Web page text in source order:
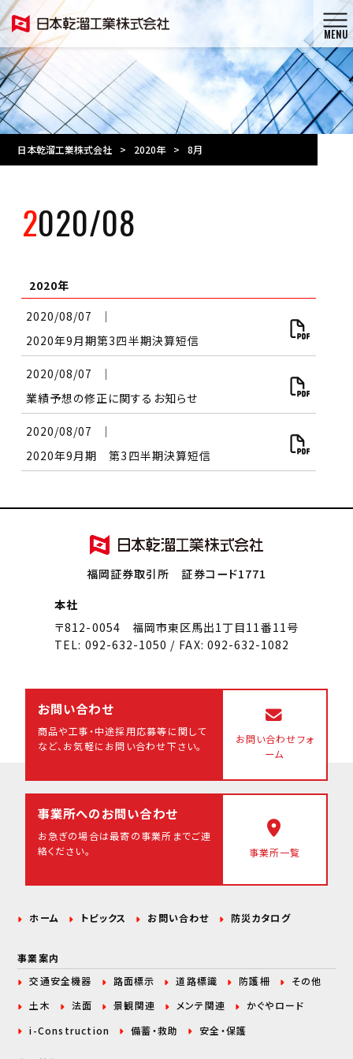
MENU
日本乾溜工業株式会社 > 2020年 > 8月
2020/08
2020年
2020/08/07
│
2020年9月期第3四半期決算短信
2020/08/07
│
業績予想の修正に関するお知らせ
2020/08/07
│
2020年9月期 第3四半期決算短信
福岡証券取引所 証券コード1771
本社
〒812-0054 福岡市東区馬出1丁目11番11号
TEL: 092-632-1050 / FAX: 092-632-1082
お問い合わせ
商品や工事・中途採用応募等に関して
など、 お気軽にお問い合わせ下さい。
お問い合わせフォ
ーム
事業所へのお問い合わせ
お急ぎの場合は最寄の事業所までご連
絡ください。
事業所一覧
ホーム トピックス お問い合わせ 防災カタログ
事業案内
交通安全機器
路面標示 道路標識 防護柵
その他
土木
法面 景観関連 メンテ関連
かぐやロード
i-Construction
備蓄・救助 安全・保護